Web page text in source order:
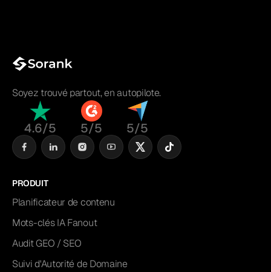
Soyez trouvé partout, en autopilote.
4.6/5 5/5 5/5
PRODUIT
Planificateur de contenu
Mots-clés IA Fanout
Audit GEO / SEO
Suivi d'Autorité de Domaine